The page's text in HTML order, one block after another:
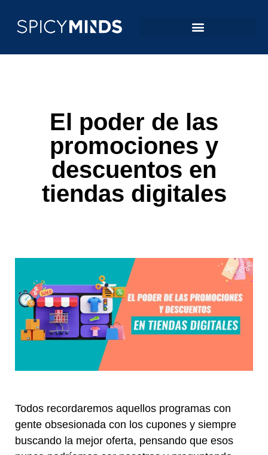
El poder de las
promociones y
descuentos en
tiendas digitales
Todos recordaremos aquellos programas con
gente obsesionada con los cupones y siempre
buscando la mejor oferta, pensando que esos